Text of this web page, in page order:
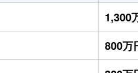
1,300
800万